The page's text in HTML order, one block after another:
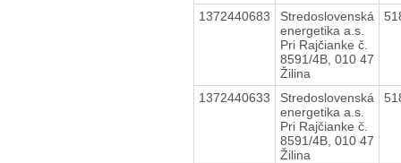
1372440683
Stredoslovenská
energetika a.s.
Pri Rajčianke č.
8591/4B, 010 47
Žilina
1372440633
Stredoslovenská
energetika a.s.
Pri Rajčianke č.
8591/4B, 010 47
Žilina